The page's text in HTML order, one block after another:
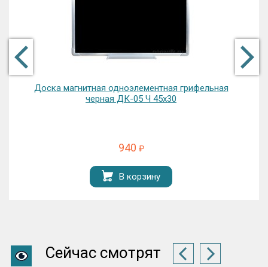
Доска магнитная одноэлементная грифельная
черная ДК-05 Ч 45х30
940 ₽
В корзину
Сейчас смотрят